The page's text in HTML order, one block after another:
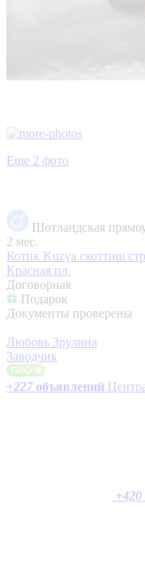
Еще 2 фото
Шотландская
2 мес.
Котик Kuzya скоттиш
Красная пл.
Договорная
Подарок
Документы проверены
Любовь Зрулина
Заводчик
+227 объявлений
+420